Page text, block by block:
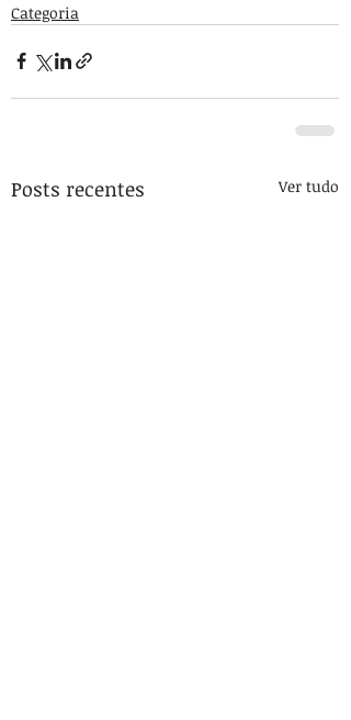
Categoria
Posts recentes Ver tudo